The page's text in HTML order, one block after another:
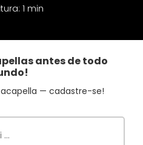
1 min
antes de todo
— cadastre-se!